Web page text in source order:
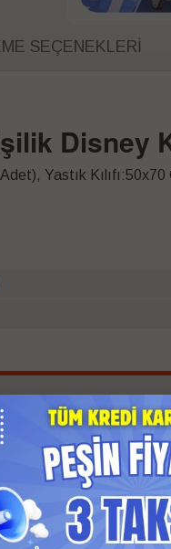
SEÇENEKLERI
Disney
Yastık Kılıfı:50x70
Ürünler
Anında Kargo
Ücretsiz Kargo
Kapıda Ödeme